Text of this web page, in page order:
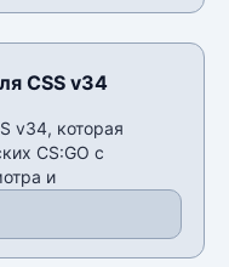
CSS v34
v34, которая
CS:GO с
и